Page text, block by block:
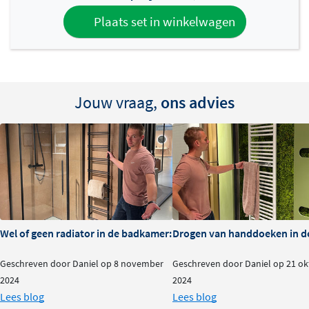
Bediening gaat via een aparte schakelaar waarmee je
temperatuur en timer instelt, en de bedrading wordt
De Hotbath Rails is bedoeld om handdoeken te
verwarmen en netjes op te bergen. De warmteafgifte is
beperkt en het product is niet gemaakt om de ruimte te
verwarmen zoals een radiator. Breng de
handdoekwarmer niet in contact met water en gebruik
geen natte handdoeken op de rails.
Plaats set in winkelwagen
Jouw vraag, ons advies
Wel of geen radiator in de badkamer: is het nodig?
Geschreven door Daniel op 8 november
2024
Lees blog
Drogen van handdoeken in
Geschreven door Daniel op 21
2024
Lees blog